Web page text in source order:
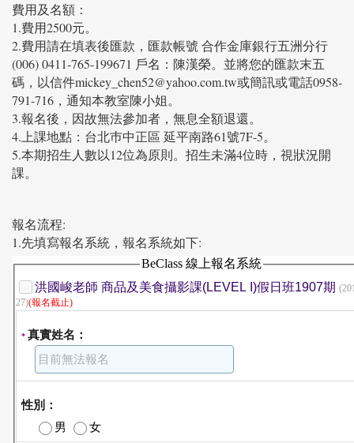
費用及名額：
1.費用2500元。
2.費用請在填表後匯款，匯款帳號 合作金庫銀行五洲分行
(006) 0411-765-199671 戶名：陳漢榮。並將您的匯款末五
碼，以信件mickey_chen52@yahoo.com.tw或簡訊或電話0958-
791-716，通知本教室陳小姐。
3.報名後，因故無法參加者，無息全額退還。
4.上課地點：台北巿中正區 延平南路61號7F-5。
5.本期招生人數以12位為原則。招生未滿4位時，視狀況開
課。
報名流程:
1.先填寫報名系統，報名系統如下: